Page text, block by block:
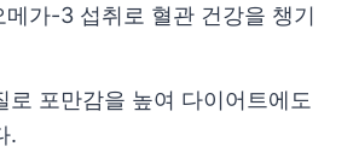
메가-3 섭취로 혈관 건강을 챙기
로 포만감을 높여 다이어트에도
.